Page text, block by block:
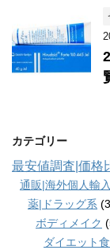
カテゴリー
最安値調査|価格
通販|海外個人輸入
薬|ドラッグ系
ボディメイク
ダイエット